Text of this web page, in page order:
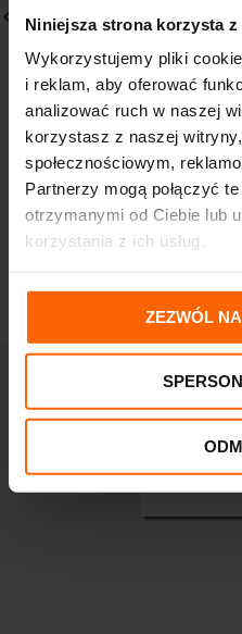
Niniejsza strona korzysta
Wykorzystujemy pliki
i reklam, aby oferować
analizować ruch w naszej
korzystasz z naszej
społecznościowym,
Partnerzy mogą połączyć
otrzymanymi od Ciebie lub
korzystania z ich usług.
ZEZWÓL
IWOSTIN HYDRO
SENSITIA AKTYWATOR
NAWILŻENIA 50 ML
46,24zł